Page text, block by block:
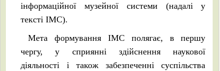
інформаційної музейної системи (надалі у
тексті ІМС).
Мета формування ІМС полягає, в першу
чергу, у сприянні здійснення наукової
діяльності і також забезпеченні суспільства